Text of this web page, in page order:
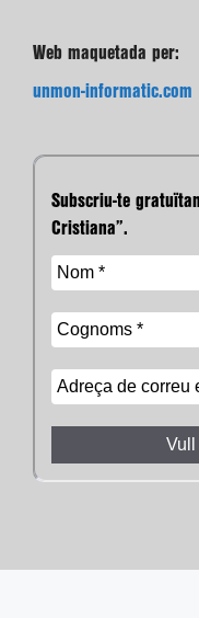
Web maquetada per:
unmon-informatic.com
Subscriu-te
Cristiana”.